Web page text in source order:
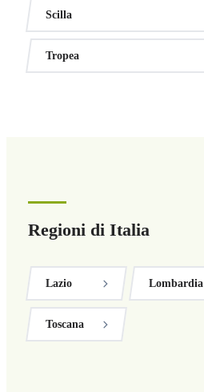
Scilla
Tropea
Regioni di Italia
Lazio Lombardia
Toscana